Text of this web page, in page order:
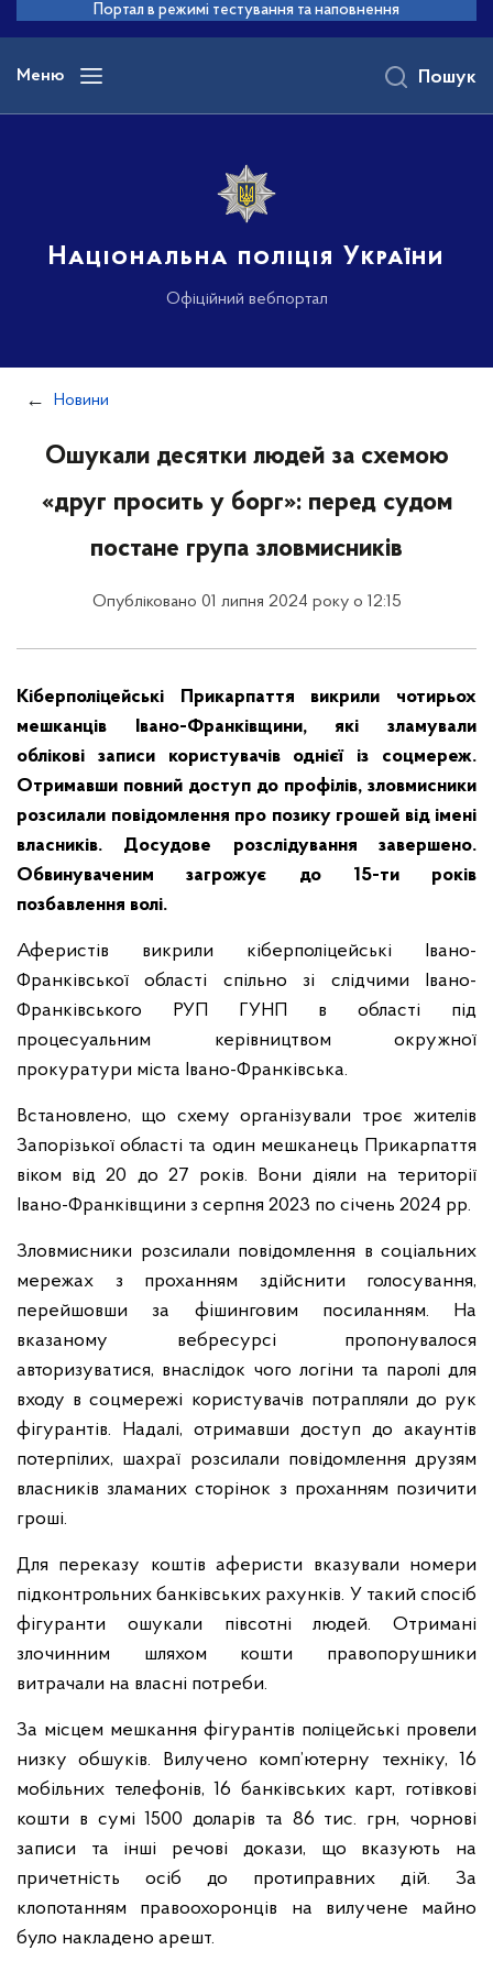
основного
вмісту
Портал в режимі тестування та наповнення
Меню
Національна поліція України
Офіційний вебпортал
Пошук
Новини
Ошукали десятки людей за схемою
«друг просить у борг»: перед судом
постане група зловмисників
Опубліковано 01 липня 2024 року о 12:15
Кіберполіцейські Прикарпаття викрили чотирьох
мешканців Івано-Франківщини, які зламували
облікові записи користувачів однієї із соцмереж.
Отримавши повний доступ до профілів, зловмисники
розсилали повідомлення про позику грошей від імені
власників. Досудове розслідування завершено.
Обвинуваченим загрожує до 15-ти років
позбавлення волі.
Аферистів викрили кіберполіцейські Івано-
Франківської області спільно зі слідчими Івано-
Франківського РУП ГУНП в області під
процесуальним керівництвом окружної
прокуратури міста Івано-Франківська.
Встановлено, що схему організували троє жителів
Запорізької області та один мешканець Прикарпаття
віком від 20 до 27 років. Вони діяли на території
Івано-Франківщини з серпня 2023 по січень 2024 рр.
Зловмисники розсилали повідомлення в соціальних
мережах з проханням здійснити голосування,
перейшовши за фішинговим посиланням. На
вказаному вебресурсі пропонувалося
авторизуватися, внаслідок чого логіни та паролі для
входу в соцмережі користувачів потрапляли до рук
фігурантів. Надалі, отримавши доступ до акаунтів
потерпілих, шахраї розсилали повідомлення друзям
власників зламаних сторінок з проханням позичити
гроші.
Для переказу коштів аферисти вказували номери
підконтрольних банківських рахунків. У такий спосіб
фігуранти ошукали півсотні людей. Отримані
злочинним шляхом кошти правопорушники
витрачали на власні потреби.
За місцем мешкання фігурантів поліцейські провели
низку обшуків. Вилучено комп’ютерну техніку, 16
мобільних телефонів, 16 банківських карт, готівкові
кошти в сумі 1500 доларів та 86 тис. грн, чорнові
записи та інші речові докази, що вказують на
причетність осіб до протиправних дій. За
клопотанням правоохоронців на вилучене майно
було накладено арешт.